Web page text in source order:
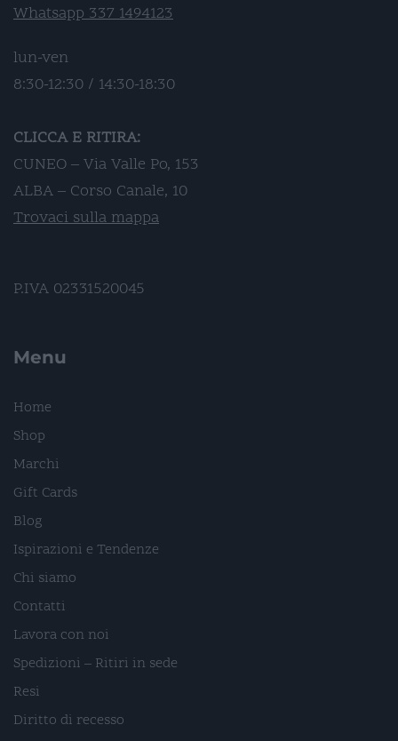
Whatsapp 337 1494123
lun-ven
8:30-12:30 / 14:30-18:30
CLICCA E RITIRA:
CUNEO – Via Valle Po, 153
ALBA – Corso Canale, 10
Trovaci sulla mappa
P.IVA 02331520045
Menu
Home
Shop
Marchi
Gift Cards
Blog
Ispirazioni e Tendenze
Chi siamo
Contatti
Lavora con noi
Spedizioni – Ritiri in sede
Resi
Diritto di recesso